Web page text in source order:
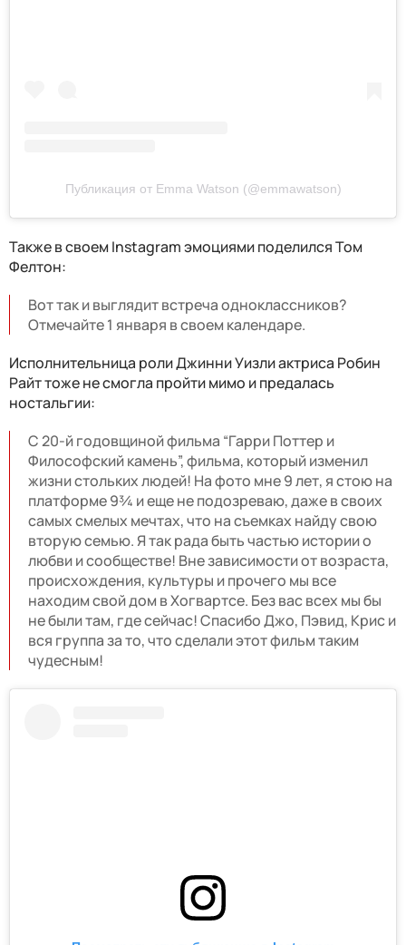
Публикация от Emma Watson (@emmawatson)
Также в своем Instagram эмоциями поделился Том
Фелтон:
Вот так и выглядит встреча одноклассников?
Отмечайте 1 января в своем календаре.
Исполнительница роли Джинни Уизли актриса Робин
Райт тоже не смогла пройти мимо и предалась
ностальгии:
С 20-й годовщиной фильма “Гарри Поттер и
Философский камень”, фильма, который изменил
жизни стольких людей! На фото мне 9 лет, я стою на
платформе 9¾ и еще не подозреваю, даже в своих
самых смелых мечтах, что на съемках найду свою
вторую семью. Я так рада быть частью истории о
любви и сообществе! Вне зависимости от возраста,
происхождения, культуры и прочего мы все
находим свой дом в Хогвартсе. Без вас всех мы бы
не были там, где сейчас! Спасибо Джо, Пэвид, Крис и
вся группа за то, что сделали этот фильм таким
чудесным!